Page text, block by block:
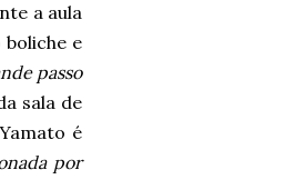
a aula
e
passo
sala de
é
por